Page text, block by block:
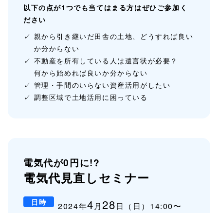
以下の点が1つでも当てはまる方はぜひご参加く
ださい
親から引き継いだ田舎の土地、どうすれば良い
か分からない
不動産を所有している人は遺言状が必要？
何から始めれば良いか分からない
管理・手間のいらない資産活用がしたい
調整区域で土地活用に困っている
電気代が0円に!?
電気代見直しセミナー
日時 2024年4月28日（日）14:00〜